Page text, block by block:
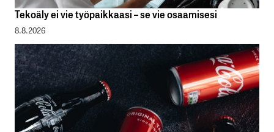
Tekoäly ei vie työpaikkaasi – se vie osaamisesi
8.8.2026